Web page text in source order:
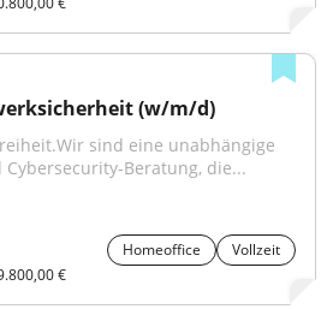
(w/m/d)
sind eine unabhängige
Beratung, die...
Homeoffice
Vollzeit
€